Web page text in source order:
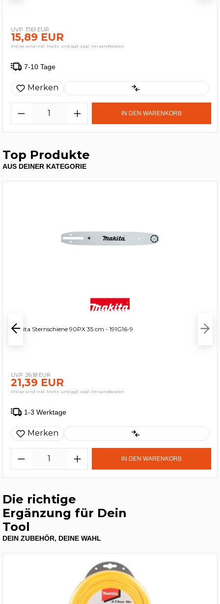
17,61 EUR
15,89 EUR
Preise sind inkl. MwSt. und ggf. zzgl. Versandkosten
7-10 Tage
Merken
IN DEN WARENKORB
Top Produkte
AUS DEINER KATEGORIE
Makita Sternschiene 90PX 35 cm - 191G16-9
26,18 EUR
21,39 EUR
Preise sind inkl. MwSt. und ggf. zzgl. Versandkosten
1-3 Werktage
Merken
IN DEN WARENKORB
Die richtige
Ergänzung für Dein
Tool
DEIN ZUBEHÖR, DEINE WAHL